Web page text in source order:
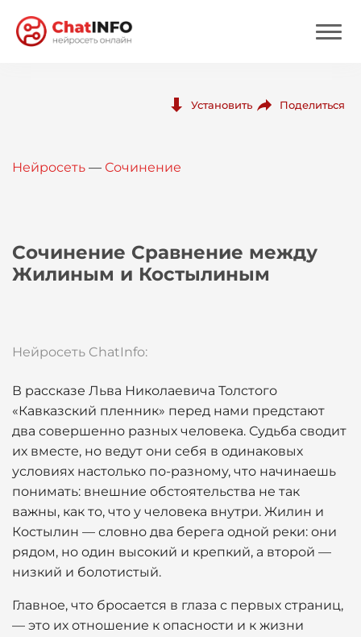
Вход
Установить Поделиться
Нейросеть — Сочинение
Сочинение Сравнение между
Жилиным и Костылиным
Нейросеть ChatInfo:
В рассказе Льва Николаевича Толстого
«Кавказский пленник» перед нами предстают
два совершенно разных человека. Судьба сводит
их вместе, но ведут они себя в одинаковых
условиях настолько по-разному, что начинаешь
понимать: внешние обстоятельства не так
важны, как то, что у человека внутри. Жилин и
Костылин — словно два берега одной реки: они
рядом, но один высокий и крепкий, а второй —
низкий и болотистый.
Главное, что бросается в глаза с первых страниц,
— это их отношение к опасности и к жизни